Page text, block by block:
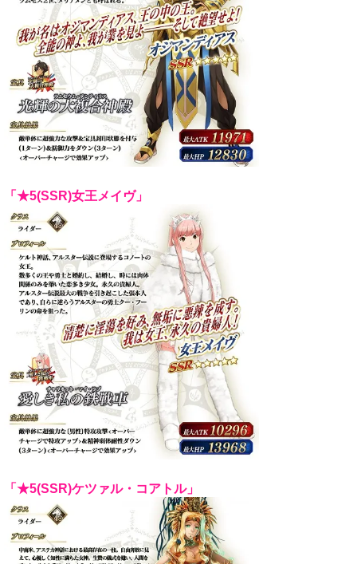
「★5(SSR)女王メイヴ」
「★5(SSR)ケツァル・コアトル」